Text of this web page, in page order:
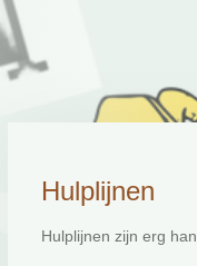
Hulplijnen
Hulplijnen zijn erg